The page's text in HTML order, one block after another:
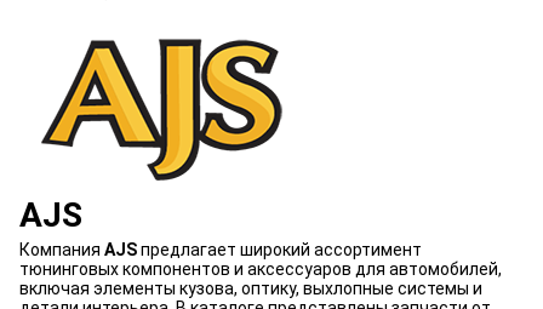
AJS
Компания AJSпредлагает широкий ассортимент
тюнинговых компонентов и аксессуаров для автомобилей,
включая элементы кузова, оптику, выхлопные системы и